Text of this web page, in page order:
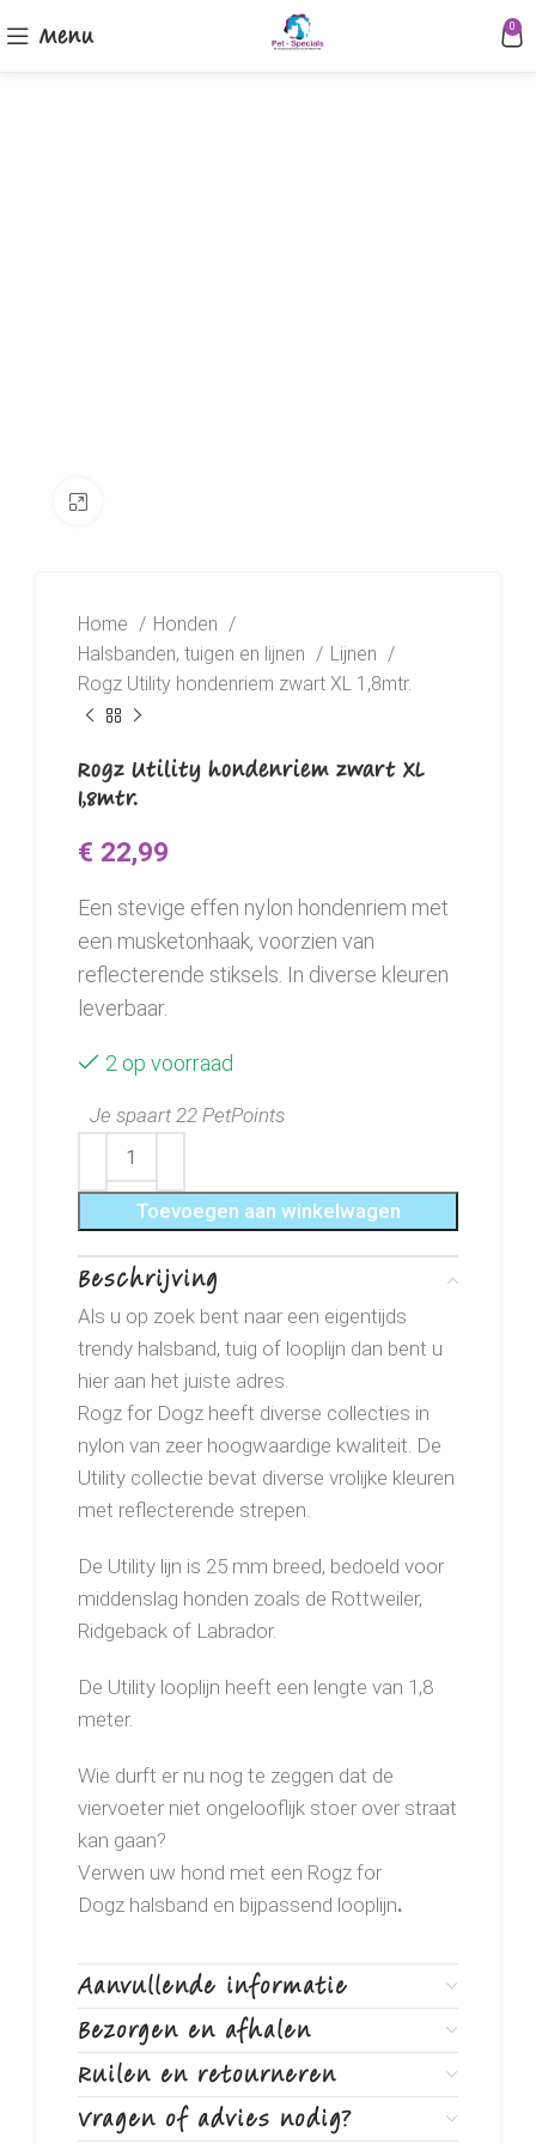
Menu 0
Home
Honden
Halsbanden, tuigen en lijnen
Lijnen
Rogz Utility hondenriem zwart XL 1,8mtr.
Rogz Utility hondenriem zwart XL
1,8mtr.
€ 22,99
Een stevige effen nylon hondenriem met
een musketonhaak, voorzien van
reflecterende stiksels. In diverse kleuren
leverbaar.
2 op voorraad
Je spaart 22 PetPoints
Toevoegen aan winkelwagen
Beschrijving
Als u op zoek bent naar een eigentijds
trendy halsband, tuig of looplijn dan bent u
hier aan het juiste adres.
Rogz for Dogz heeft diverse collecties in
nylon van zeer hoogwaardige kwaliteit. De
Utility collectie bevat diverse vrolijke kleuren
met reflecterende strepen.
De Utility lijn is 25 mm breed, bedoeld voor
middenslag honden zoals de Rottweiler,
Ridgeback of Labrador.
De Utility looplijn heeft een lengte van 1,8
meter.
Wie durft er nu nog te zeggen dat de
viervoeter niet ongelooflijk stoer over straat
kan gaan?
Verwen uw hond met een Rogz for
Dogz halsband en bijpassend looplijn.
Aanvullende informatie
Bezorgen en afhalen
Ruilen en retourneren
Vragen of advies nodig?